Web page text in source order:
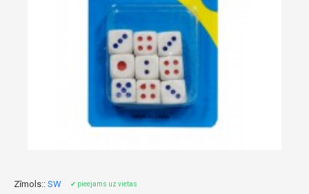
Zīmols:: SW ✔ pieejams uz vietas